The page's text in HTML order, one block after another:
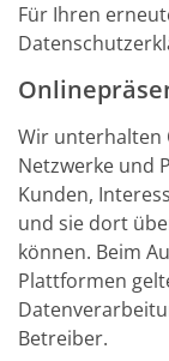
Für Ihren
Wir unterhalten
Netzwerke und
Kunden,
und sie dort
können. Beim
Plattformen
Betreiber.